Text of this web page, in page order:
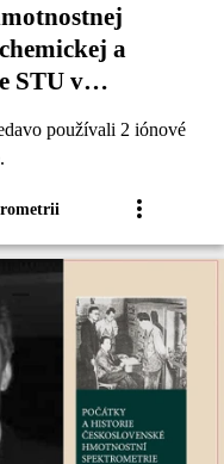
a
STU v
používali 2 iónové